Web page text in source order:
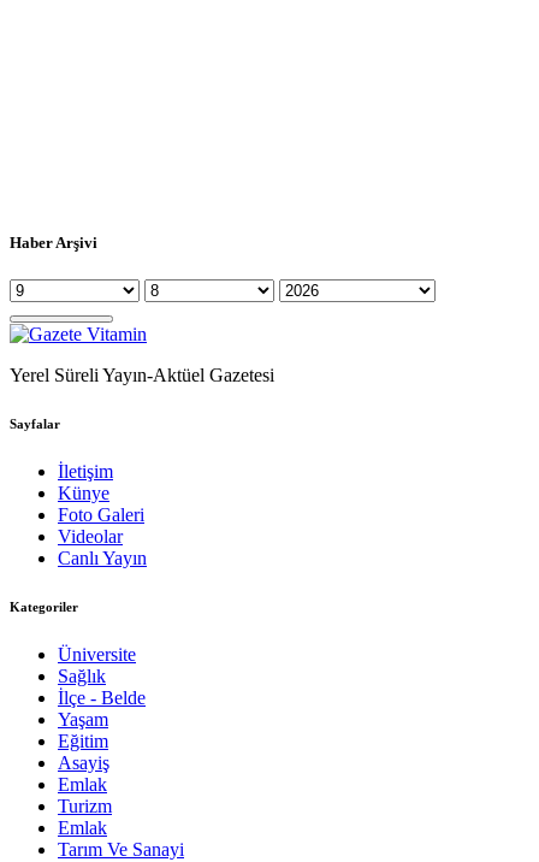
Haber Arşivi
Yerel Süreli Yayın-Aktüel Gazetesi
Sayfalar
İletişim
Künye
Foto Galeri
Videolar
Canlı Yayın
Kategoriler
Üniversite
Sağlık
İlçe - Belde
Yaşam
Eğitim
Asayiş
Emlak
Turizm
Emlak
Tarım Ve Sanayi